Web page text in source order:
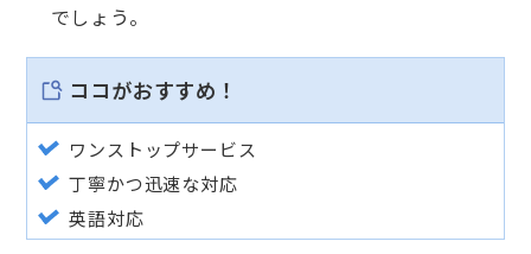
でしょう。
ココがおすすめ！
ワンストップサービス
丁寧かつ迅速な対応
英語対応